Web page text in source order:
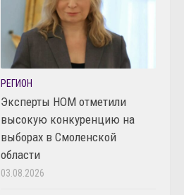
РЕГИОН
Эксперты НОМ отметили
высокую конкуренцию на
выборах в Смоленской
области
03.08.2026